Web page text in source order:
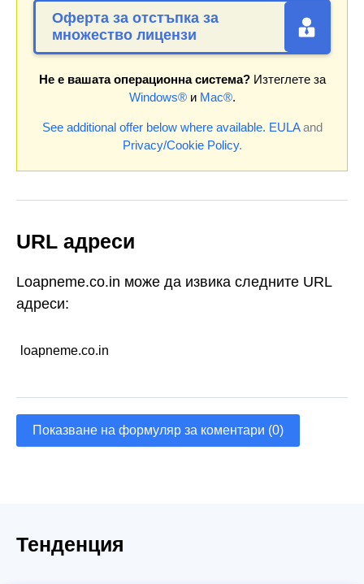
Оферта за отстъпка за
множество лицензи
Не е вашата операционна система?Изтеглете за
Windows®и Mac®.
See additional offer below where available. EULAand
Privacy/Cookie Policy.
URL адреси
Loapneme.co.in може да извика следните URL
адреси:
loapneme.co.in
Показване на формуляр за коментари (0)
Тенденция